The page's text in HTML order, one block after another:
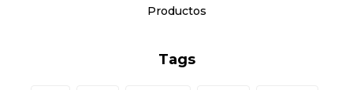
Productos
Tags